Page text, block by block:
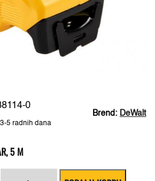
Brend: DeWalt
0
5 radnih dana
5 M